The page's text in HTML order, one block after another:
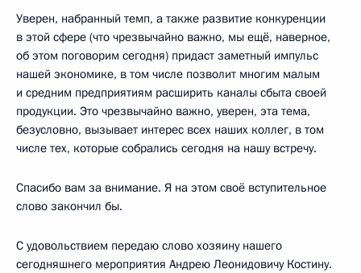
Уверен, набранный темп, а также развитие конкуренции
в этой сфере (что чрезвычайно важно, мы ещё, наверное,
об этом поговорим сегодня) придаст заметный импульс
нашей экономике, в том числе позволит многим малым
и средним предприятиям расширить каналы сбыта своей
продукции. Это чрезвычайно важно, уверен, эта тема,
безусловно, вызывает интерес всех наших коллег, в том
числе тех, которые собрались сегодня на нашу встречу.
Спасибо вам за внимание. Я на этом своё вступительное
слово закончил бы.
С удовольствием передаю слово хозяину нашего
сегодняшнего мероприятия Андрею Леонидовичу Костину.